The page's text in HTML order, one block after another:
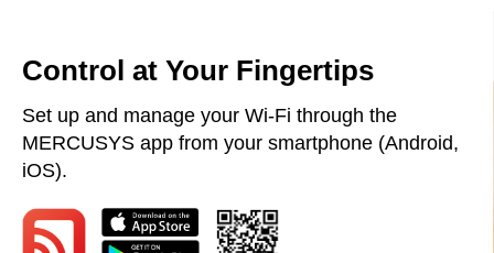
Control at Your Fingertips
Set up and manage your Wi-Fi through the
MERCUSYS app from your smartphone (Android,
iOS).